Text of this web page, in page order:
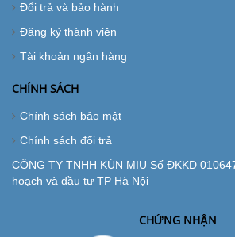
Đổi trả và bảo hành
Đăng ký thành viên
Tài khoản ngân hàng
CHÍNH SÁCH
Chính sách bảo mật
Chính sách đổi trả
CÔNG TY TNHH KÚN MIU Số ĐKKD
hoạch và đầu tư TP Hà Nội
CHỨNG NHẬN